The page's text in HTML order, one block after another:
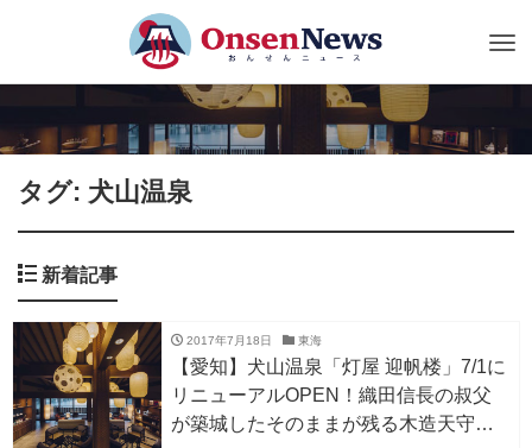
タグ: 犬山温泉
新着記事
2017年7月18日 東海
【愛知】犬山温泉「灯屋 迎帆楼」7/1に
リニューアルOPEN！織田信長の叔父
が築城したそのままが残る木造天守・